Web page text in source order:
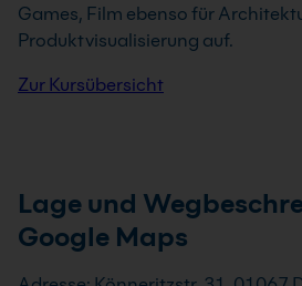
Games, Film ebenso für
Produktvisualisierung auf.
Zur Kursübersicht
Lage und
Google Maps